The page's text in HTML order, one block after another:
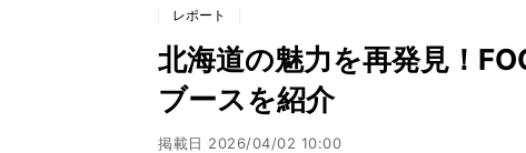
レポート
北海道の魅力を再発見！
ブースを紹介
掲載日 2026/04/02 10:00